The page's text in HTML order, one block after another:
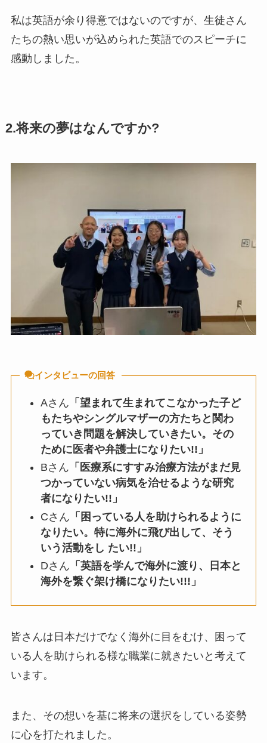
私は英語が余り得意ではないのですが、生徒さん
たちの熱い思いが込められた英語でのスピーチに
感動しました。
2.将来の夢はなんですか?
インタビューの回答
Aさん 「望まれて生まれてこなかった子ど
もたちやシングルマザーの方たちと関わ
っていき問題を解決していきたい。その
ために医者や弁護士になりたい!!」
Bさん 「医療系にすすみ治療方法がまだ見
つかっていない病気を治せるような研究
者になりたい!!」
Cさん 「困っている人を助けられるように
なりたい。特に海外に飛び出して、そう
いう活動をし たい!!」
Dさん 「英語を学んで海外に渡り、日本と
海外を繋ぐ架け橋になりたい!!!」
皆さんは日本だけでなく海外に目をむけ、困って
いる人を助けられる様な職業に就きたいと考えて
います。
また、その想いを基に将来の選択をしている姿勢
に心を打たれました。